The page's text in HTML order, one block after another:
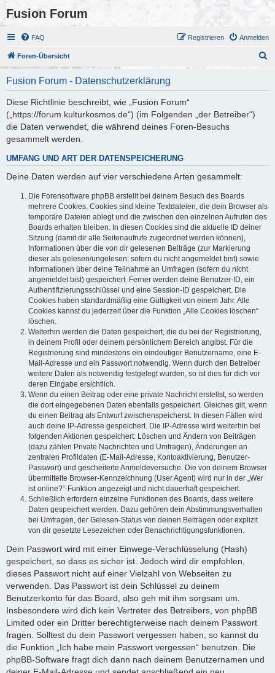
Fusion Forum
FAQ Anmelden
Registrieren
Foren-Übersicht
Fusion Forum - Datenschutzerklärung
Diese Richtlinie beschreibt, wie „Fusion Forum“
(„https://forum.kulturkosmos.de“) (im Folgenden „der Betreiber“)
die Daten verwendet, die während deines Foren-Besuchs
gesammelt werden.
UMFANG UND ART DER DATENSPEICHERUNG
Deine Daten werden auf vier verschiedene Arten gesammelt:
Die Forensoftware phpBB erstellt bei deinem Besuch des Boards
mehrere Cookies. Cookies sind kleine Textdateien, die dein Browser als
temporäre Dateien ablegt und die zwischen den einzelnen Aufrufen des
Boards erhalten bleiben. In diesen Cookies sind die aktuelle ID deiner
Sitzung (damit dir alle Seitenaufrufe zugeordnet werden können),
Informationen über die von dir gelesenen Beiträge (zur Markierung
dieser als gelesen/ungelesen; sofern du nicht angemeldet bist) sowie
Informationen über deine Teilnahme an Umfragen (sofern du nicht
angemeldet bist) gespeichert. Ferner werden deine Benutzer-ID, ein
Authentifizierungsschlüssel und eine Session-ID gespeichert. Die
Cookies haben standardmäßig eine Gültigkeit von einem Jahr. Alle
Cookies kannst du jederzeit über die Funktion „Alle Cookies löschen“
löschen.
Weiterhin werden die Daten gespeichert, die du bei der Registrierung,
in deinem Profil oder deinem persönlichem Bereich angibst. Für die
Registrierung sind mindestens ein eindeutiger Benutzername, eine E-
Mail-Adresse und ein Passwort notwendig. Wenn durch den Betreiber
weitere Daten als notwendig festgelegt wurden, so ist dies für dich vor
deren Eingabe ersichtlich.
Wenn du einen Beitrag oder eine private Nachricht erstellst, so werden
die dort eingegebenen Daten ebenfalls gespeichert. Gleiches gilt, wenn
du einen Beitrag als Entwurf zwischenspeicherst. In diesen Fällen wird
auch deine IP-Adresse gespeichert. Die IP-Adresse wird weiterhin bei
folgenden Aktionen gespeichert: Löschen und Ändern von Beiträgen
(dazu zählen Private Nachrichten und Umfragen), Änderungen an
zentralen Profildaten (E-Mail-Adresse, Kontoaktivierung, Benutzer-
Passwort) und gescheiterte Anmeldeversuche. Die von deinem Browser
übermittelte Browser-Kennzeichnung (User Agent) wird nur in der „Wer
ist online?“-Funktion angezeigt und nicht dauerhaft gespeichert.
Schließlich erfordern einzelne Funktionen des Boards, dass weitere
Daten gespeichert werden. Dazu gehören dein Abstimmungsverhalten
bei Umfragen, der Gelesen-Status von deinen Beiträgen oder explizit
von dir gesetzte Lesezeichen oder Benachrichtigungsfunktionen.
Dein Passwort wird mit einer Einwege-Verschlüsselung (Hash)
gespeichert, so dass es sicher ist. Jedoch wird dir empfohlen,
dieses Passwort nicht auf einer Vielzahl von Webseiten zu
verwenden. Das Passwort ist dein Schlüssel zu deinem
Benutzerkonto für das Board, also geh mit ihm sorgsam um.
Insbesondere wird dich kein Vertreter des Betreibers, von phpBB
Limited oder ein Dritter berechtigterweise nach deinem Passwort
fragen. Solltest du dein Passwort vergessen haben, so kannst du
die Funktion „Ich habe mein Passwort vergessen“ benutzen. Die
phpBB-Software fragt dich dann nach deinem Benutzernamen und